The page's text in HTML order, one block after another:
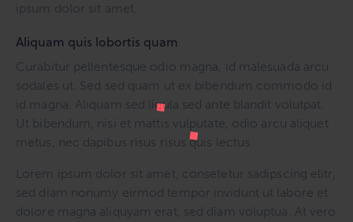
ipsum dolor sit amet.
Aliquam quis lobortis quam
Curabitur pellentesque odio magna, id malesuada arcu
sodales ut. Sed sed quam ut ex bibendum commodo id
id magna. Aliquam sed ligula sed ante blandit volutpat.
Ut bibendum, nisi et mattis vulputate, odio arcu aliquet
metus, nec dapibus risus risus quis lectus.
Lorem ipsum dolor sit amet, consetetur sadipscing elitr,
sed diam nonumy eirmod tempor invidunt ut labore et
dolore magna aliquyam erat, sed diam voluptua. At vero